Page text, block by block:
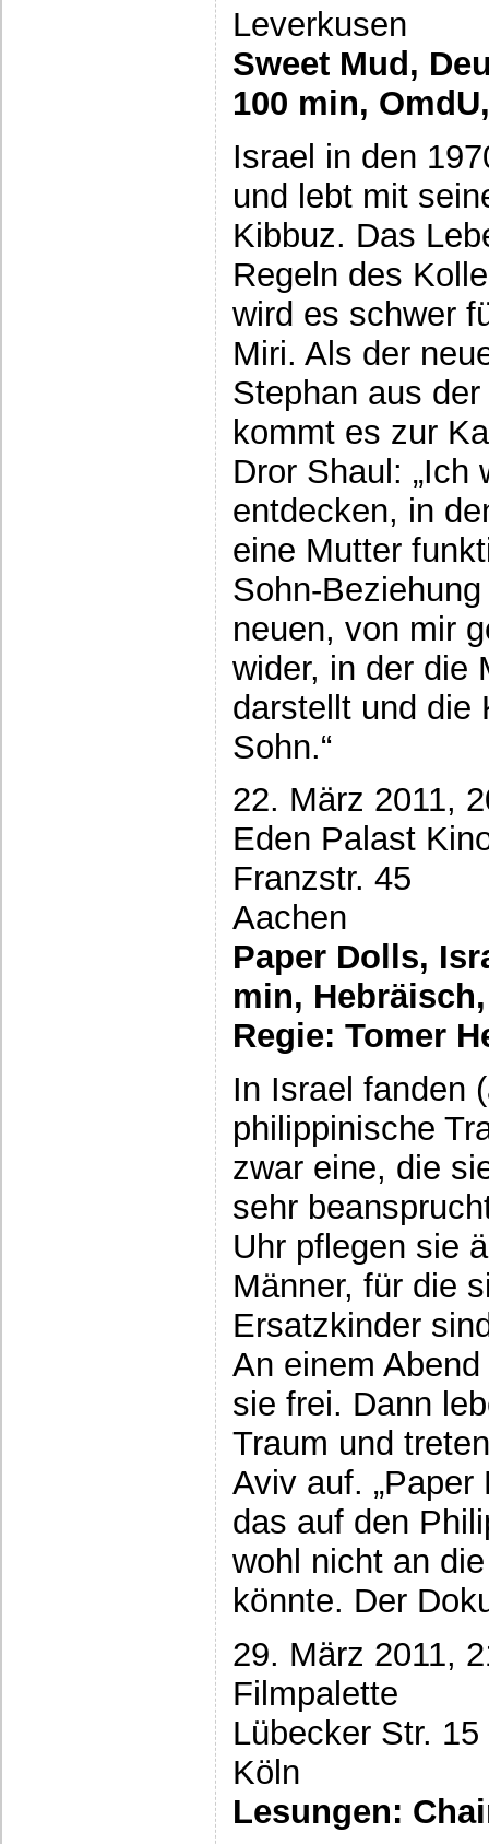
Leverkusen
Sweet Mud,
100 min,
Israel in den
und lebt mit
Kibbuz. Das
Regeln des
wird es schwer
Miri. Als der
Stephan aus
kommt es zur
Dror Shaul: „Ich
entdecken, in
eine Mutter
Sohn-
neuen, von mir
wider, in der die
darstellt und die
Sohn.“
22. März 2011,
Eden Palast
Franzstr. 45
Aachen
Paper Dolls,
min,
Regie: Tomer
In Israel fanden
philippinische
zwar eine, die
sehr
Uhr pflegen sie
Männer, für die
Ersatzkinder
An einem
sie frei. Dann
Traum und
Aviv auf.
das auf den
wohl nicht an
könnte. Der
29. März 2011,
Filmpalette
Lübecker Str. 15
Köln
Lesungen: